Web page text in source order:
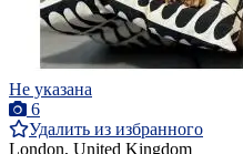
Не указана
6
Удалить из избранного
London, United Kingdom